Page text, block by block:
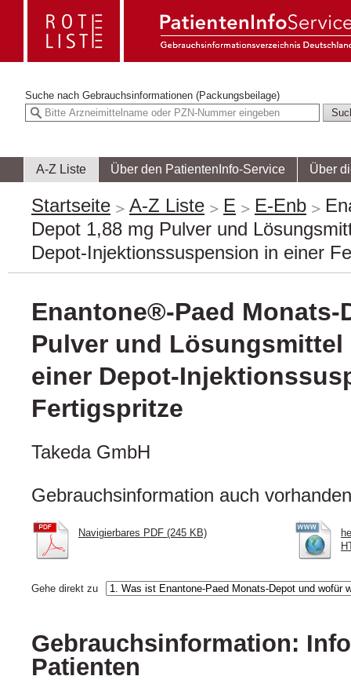
Suche nach Gebrauchsinformationen (Packungsbeilage)
A-Z Liste Über den PatientenInfo-Service Über
Startseite A-Z Liste E E-Enb
Depot 1,88 mg Pulver und
Depot-Injektionssuspension in einer
Enantone®-Paed Monats-
Pulver und
einer Depot-
Fertigspritze
Takeda GmbH
Gebrauchsinformation auch
Navigierbares PDF (245 KB)
Gehe direkt zu
Gebrauchsinformation:
Patienten